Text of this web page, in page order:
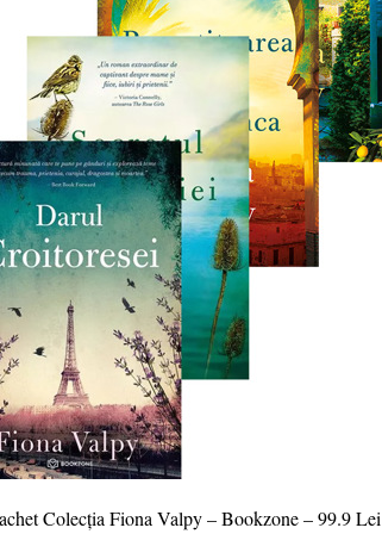
Colecția Fiona Valpy – Bookzone – 99.9 Lei